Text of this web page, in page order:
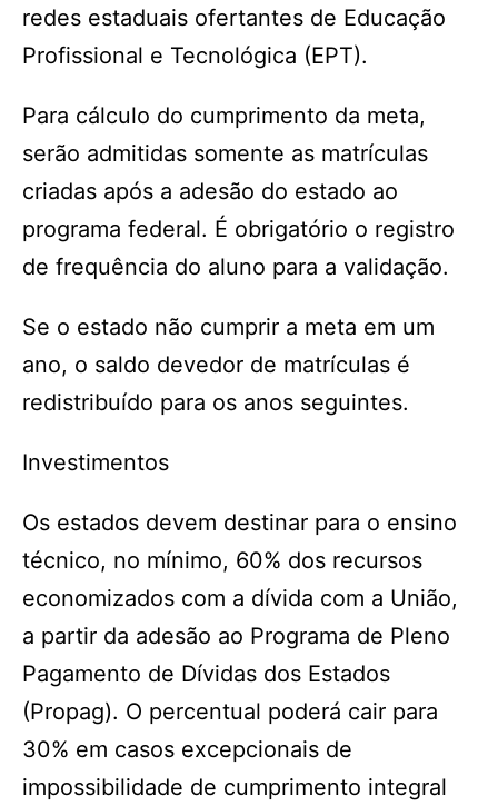
redes estaduais ofertantes de Educação
Profissional e Tecnológica (EPT).
Para cálculo do cumprimento da meta,
serão admitidas somente as matrículas
criadas após a adesão do estado ao
programa federal. É obrigatório o registro
de frequência do aluno para a validação.
Se o estado não cumprir a meta em um
ano, o saldo devedor de matrículas é
redistribuído para os anos seguintes.
Investimentos
Os estados devem destinar para o ensino
técnico, no mínimo, 60% dos recursos
economizados com a dívida com a União,
a partir da adesão ao Programa de Pleno
Pagamento de Dívidas dos Estados
(Propag). O percentual poderá cair para
30% em casos excepcionais de
impossibilidade de cumprimento integral